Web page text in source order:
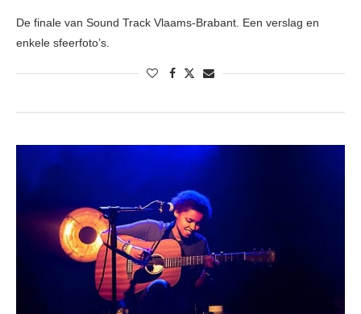
De finale van Sound Track Vlaams-Brabant. Een verslag en
enkele sfeerfoto’s.